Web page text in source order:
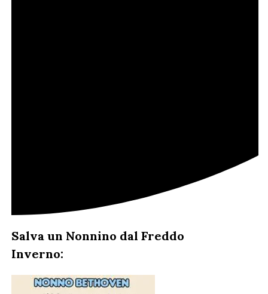
Salva un Nonnino dal Freddo
Inverno: